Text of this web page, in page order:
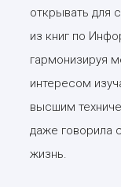
открывать для
из книг по
гармонизируя
интересом
высшим
даже говорила
жизнь.